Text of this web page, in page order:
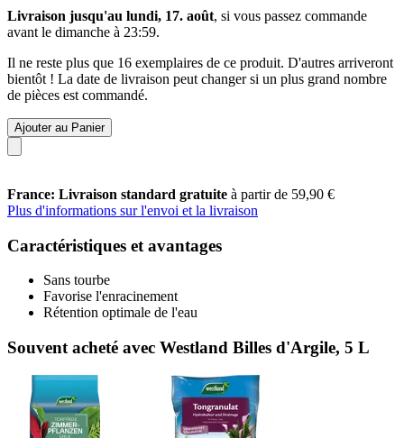
Livraison jusqu'au lundi, 17. août, si vous passez commande
avant le dimanche à 23:59.
Il ne reste plus que 16 exemplaires de ce produit. D'autres arriveront
bientôt ! La date de livraison peut changer si un plus grand nombre
de pièces est commandé.
Ajouter au Panier
France: Livraison standard gratuite à partir de 59,90 €
Plus d'informations sur l'envoi et la livraison
Caractéristiques et avantages
Sans tourbe
Favorise l'enracinement
Rétention optimale de l'eau
Souvent acheté avec Westland Billes d'Argile, 5 L